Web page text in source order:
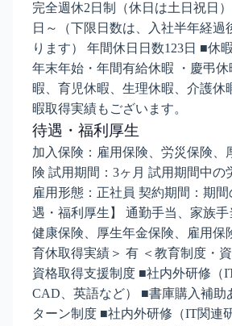
完全週休2日制（休日は土日祝日
日～（下限日数は、入社半年経過
ります） 年間休日日数123日 ■休
年末年始・年間有給休暇 ・慶弔
暇、育児休暇、生理休暇、介護休
暇取得実績もございます。
待遇・福利厚生
加入保険：雇用保険、労災保険、
険 試用期間：3ヶ月 試用期間中の
雇用形態：正社員 契約期間：期
遇・福利厚生】 通勤手当、家族手
健康保険、厚生年金保険、雇用保
育休取得実績＞ 有 ＜教育制度・
資格取得支援制度 ■社内外研修（
CAD、英語など） ■書庫購入補助
ターン制度 ■社内外研修（IT関連